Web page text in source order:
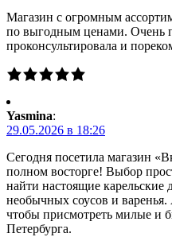
Магазин с огромным
по выгодным ценами. Очень
проконсультировала и
Yasmina:
29.05.2026 в 18:26
Сегодня посетила магазин
полном восторге! Выбор
найти настоящие карельские
необычных соусов и
чтобы присмотреть милые и
Петербурга.